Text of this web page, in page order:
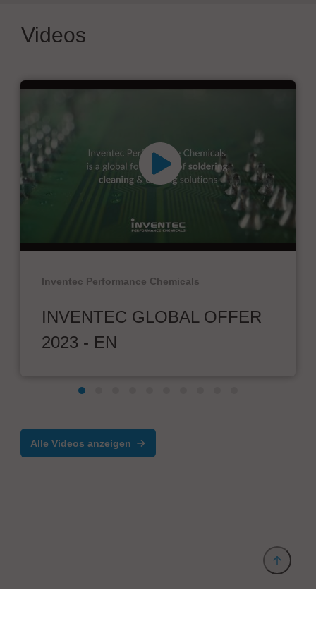
Videos
Inventec Performance Chemicals
INVENTEC GLOBAL OFFER
2023 - EN
Alle Videos anzeigen